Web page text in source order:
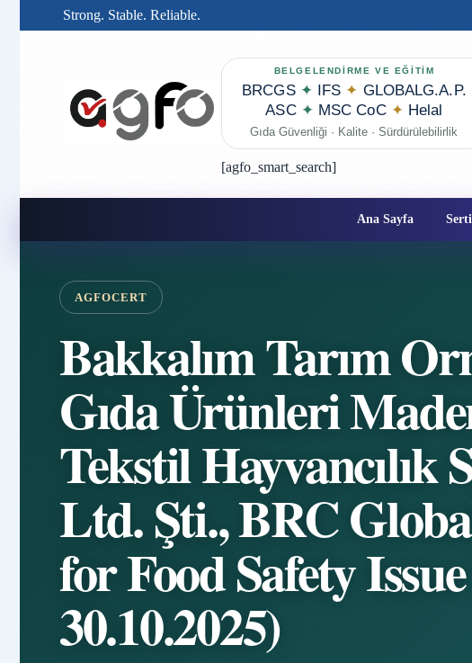
Strong. Stable. Reliable.
BELGELENDİRME VE EĞİTİM
BRCGS ✦ IFS ✦ GLOBALG.A.P.
ASC ✦ MSC CoC ✦ Helal
Gıda Güvenliği · Kalite · Sürdürülebilirlik
[agfo_smart_search]
Ana Sayfa
AGFOCERT
Bakkalım Tarım
Gıda Ürünleri
Tekstil Hayvancılık
Ltd. Şti., BRC
for Food Safety
30.10.2025)